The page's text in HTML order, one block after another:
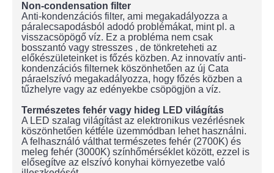
Non-condensation filter
Anti-kondenzációs filter, ami megakadályozza a
páralecsapodásból adodó problémákat, mint pl. a
visszacsöpögő víz. Ez a probléma nem csak
bosszantó vagy stresszes , de tönkreteheti az
előkészületeinket is főzés közben. Az innovatív anti-
kondenzációs filternek köszönhetően az új Cata
páraelszívó megakadályozza, hogy főzés közben a
tűzhelyre vagy az edényekbe csöpögjön a víz.
Természetes fehér vagy hideg LED világítás
A LED szalag világítást az elektronikus vezérlésnek
köszönhetően kétféle üzemmódban lehet használni.
A felhasználó válthat természetes fehér (2700K) és
meleg fehér (3000K) színhőmérséklet között, ezzel is
elősegítve az elszívó konyhai környezetbe való